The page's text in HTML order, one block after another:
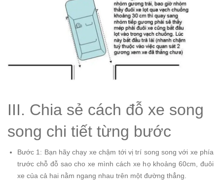
III. Chia sẻ cách đỗ xe song
song chi tiết từng bước
Bước 1: Bạn hãy chạy xe chậm tới vị trí song song với xe phía
trước chỗ đỗ sao cho xe mình cách xe họ khoảng 60cm, đuôi
xe của cả hai nằm ngang nhau trên một đường thẳng.